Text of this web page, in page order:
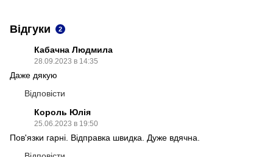
Відгуки 2
Кабачна Людмила
28.09.2023 в 14:35
Даже дякую
Відповісти
Король Юлія
25.06.2023 в 19:50
Пов'язки гарні. Відправка швидка. Дуже вдячна.